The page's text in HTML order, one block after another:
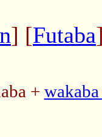
] [Futaba
+